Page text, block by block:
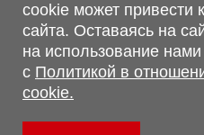
Обращаем Ваше внимание, что
информация, касающаяся
характеристик, цветовых
сервисного обслуживания
не является публичной
Гражданского кодекса
Политика обработки
cookie может привести
сайта. Оставаясь на
на использование
с Политикой в
cookie.